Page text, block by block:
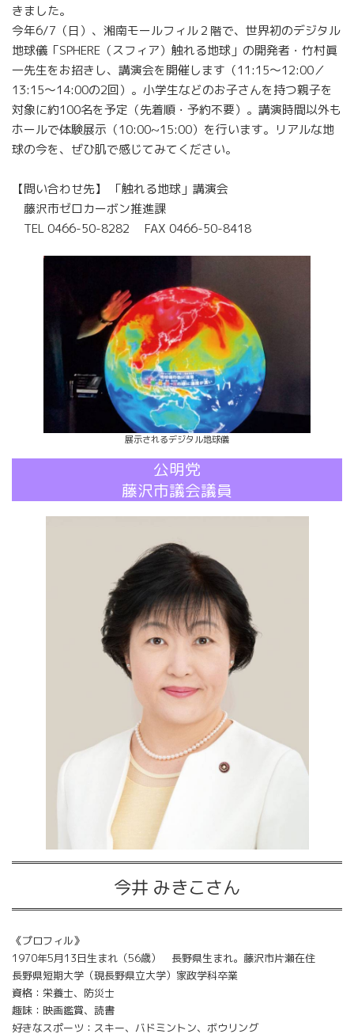
きました。
今年6/7（日）、湘南モールフィル２階で、世界初のデジタル
地球儀「SPHERE（スフィア）触れる地球」の開発者・竹村眞
一先生をお招きし、講演会を開催します（11:15～12:00／
13:15～14:00の2回）。小学生などのお子さんを持つ親子を
対象に約100名を予定（先着順・予約不要）。講演時間以外も
ホールで体験展示（10:00~15:00）を行います。リアルな地
球の今を、ぜひ肌で感じてみてください。
【問い合わせ先】 「触れる地球」講演会
藤沢市ゼロカーボン推進課
TEL 0466-50-8282 FAX 0466-50-8418
展示されるデジタル地球儀
公明党
藤沢市議会議員
今井 みきこさん
《プロフィル》
1970年5月13日生まれ（56歳） 長野県生まれ。藤沢市片瀬在住
長野県短期大学（現長野県立大学）家政学科卒業
資格：栄養士、防災士
趣味：映画鑑賞、読書
好きなスポーツ：スキー、バドミントン、ボウリング